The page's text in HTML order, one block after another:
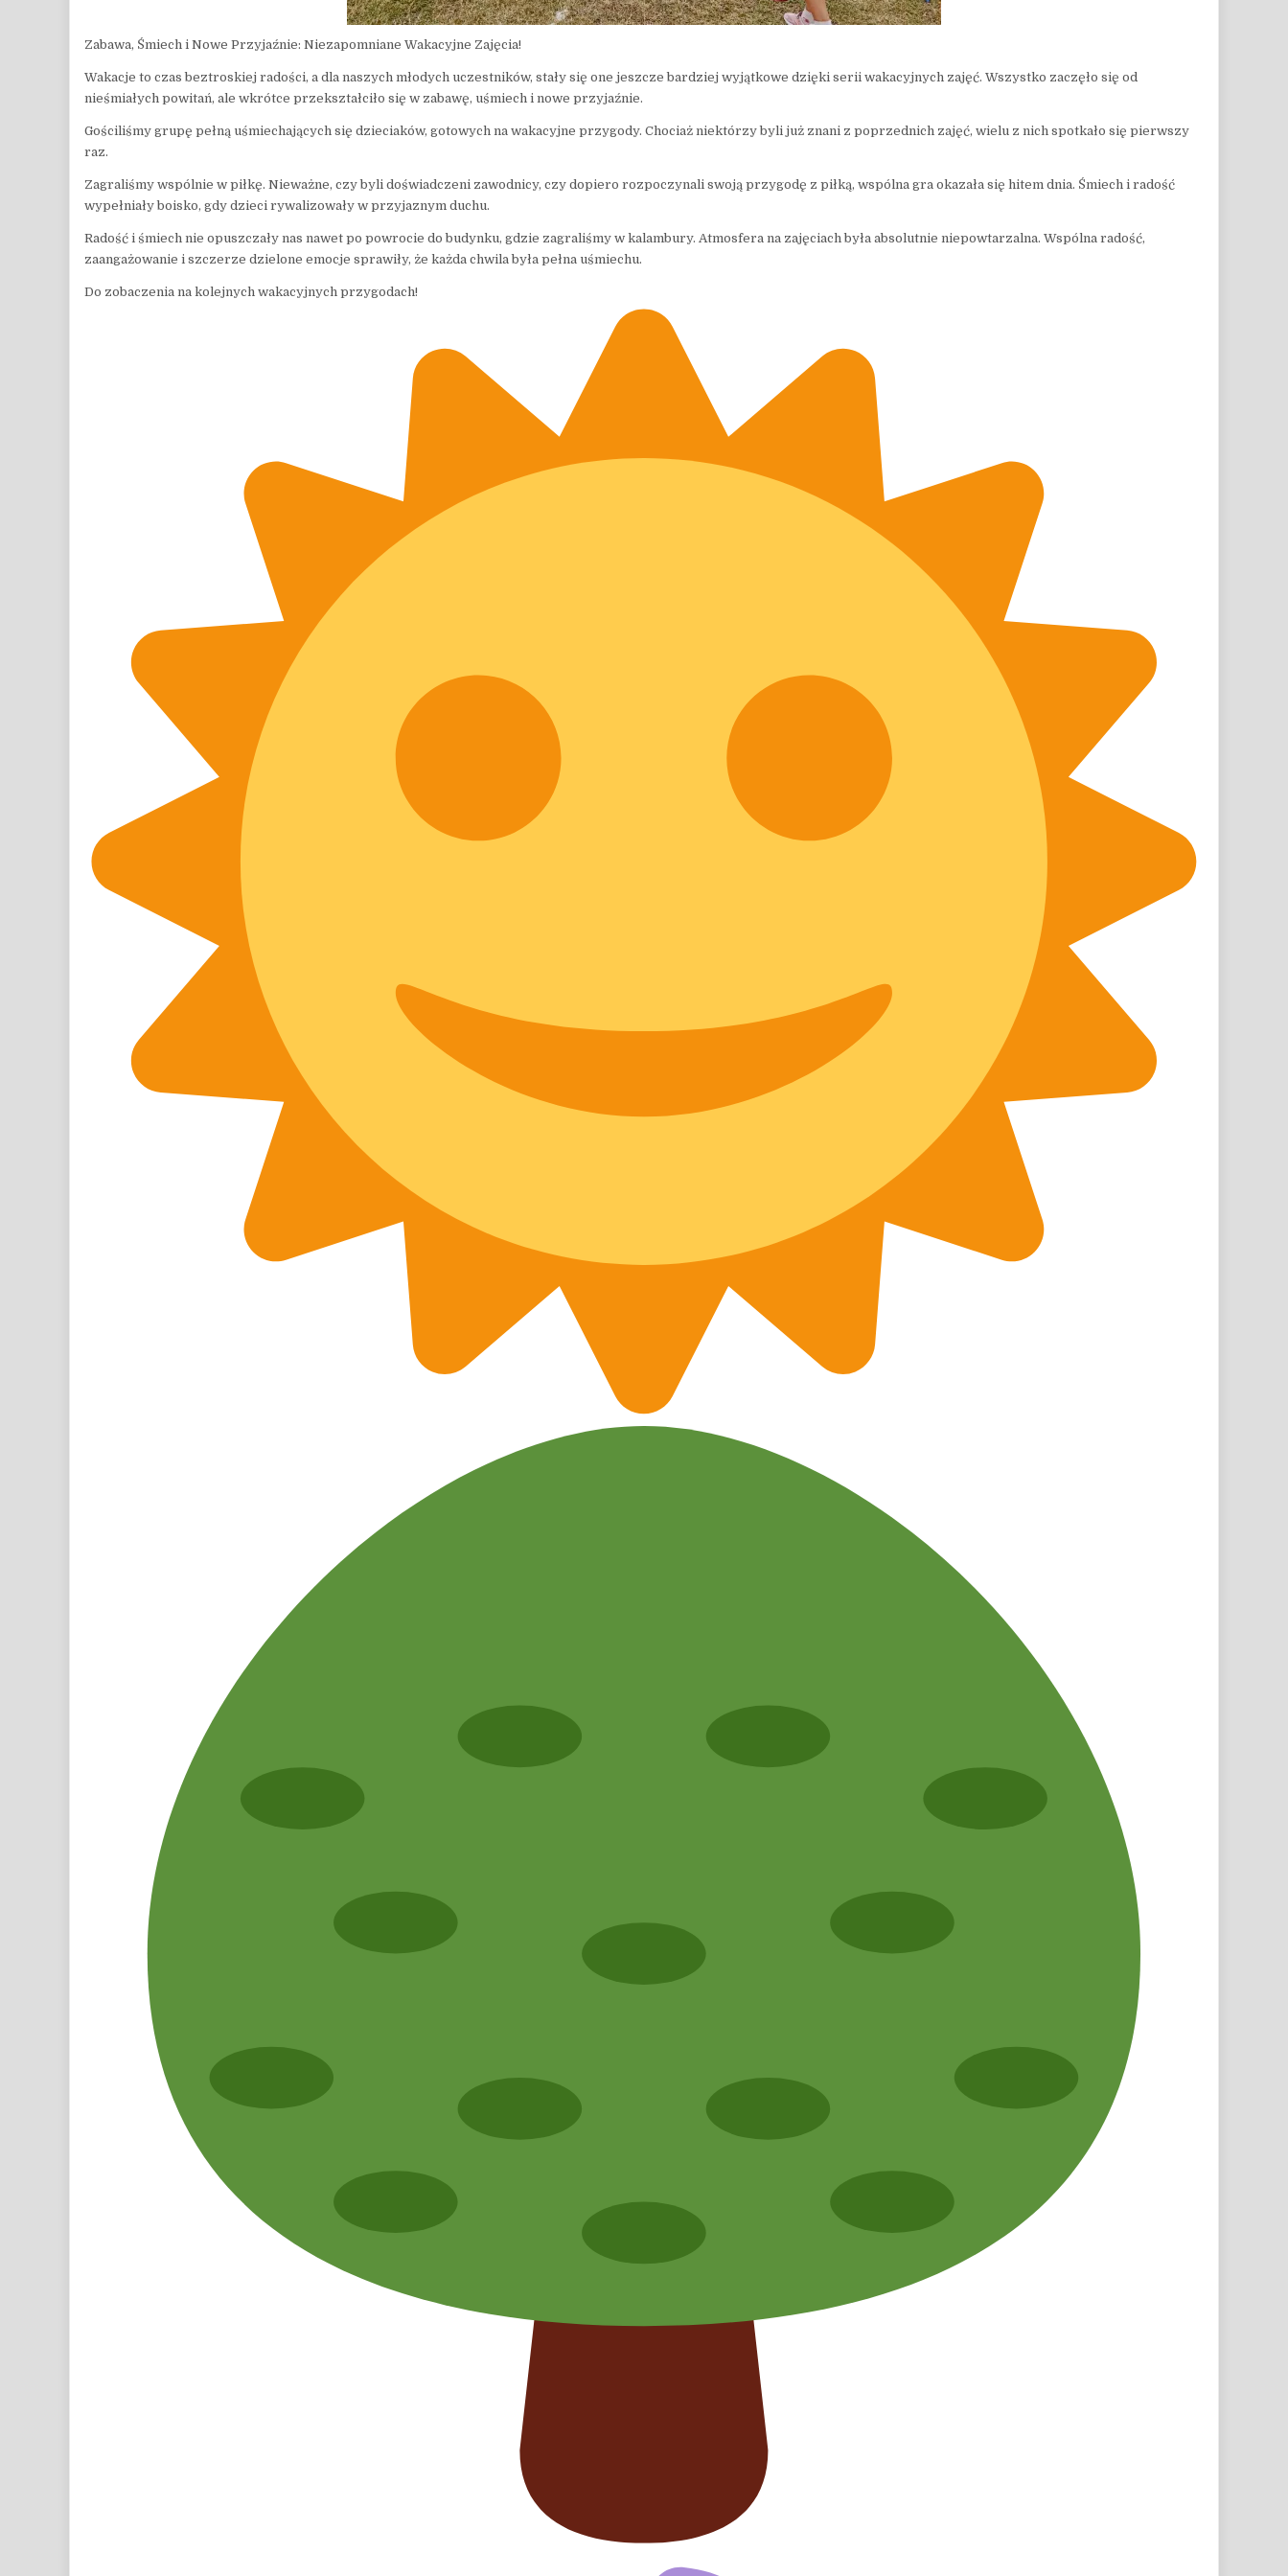
Zabawa, Śmiech i Nowe Przyjaźnie: Niezapomniane Wakacyjne Zajęcia!
Wakacje to czas beztroskiej radości, a dla naszych młodych uczestników, stały się one jeszcze bardziej wyjątkowe dzięki serii wakacyjnych zajęć. Wszystko zaczęło się od
nieśmiałych powitań, ale wkrótce przekształciło się w zabawę, uśmiech i nowe przyjaźnie.
Gościliśmy grupę pełną uśmiechających się dzieciaków, gotowych na wakacyjne przygody. Chociaż niektórzy byli już znani z poprzednich zajęć, wielu z nich spotkało się pierwszy
raz.
Zagraliśmy wspólnie w piłkę. Nieważne, czy byli doświadczeni zawodnicy, czy dopiero rozpoczynali swoją przygodę z piłką, wspólna gra okazała się hitem dnia. Śmiech i radość
wypełniały boisko, gdy dzieci rywalizowały w przyjaznym duchu.
Radość i śmiech nie opuszczały nas nawet po powrocie do budynku, gdzie zagraliśmy w kalambury. Atmosfera na zajęciach była absolutnie niepowtarzalna. Wspólna radość,
zaangażowanie i szczerze dzielone emocje sprawiły, że każda chwila była pełna uśmiechu.
Do zobaczenia na kolejnych wakacyjnych przygodach!